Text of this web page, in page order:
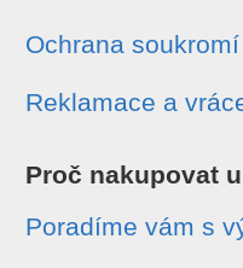
Ochrana soukromí
Reklamace a
Proč nakupovat
Poradíme vám s